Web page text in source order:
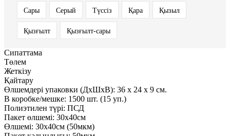
Сары Серый Түссіз Қара Қызыл
Қызғылт Қызғылт-сары
Сипаттама
Төлем
Жеткізу
Қайтару
Өлшемдері упаковки (ДxШxВ): 36 x 24 x 9 см.
В коробке/мешке: 1500 шт. (15 уп.)
Полиэтилен түрі: ПСД
Пакет өлшемі: 30x40см
Өлшемі: 30x40см (50мкм)